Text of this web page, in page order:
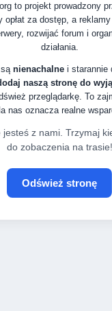
to projekt prowadzony
opłat za dostęp, a
rozwijać forum i
działania.
nienachalne i starannie
naszą stronę do
przeglądarkę. To
nas oznacza realne
jesteś z nami. Trzymaj
do zobaczenia na trasie!
Odśwież stronę